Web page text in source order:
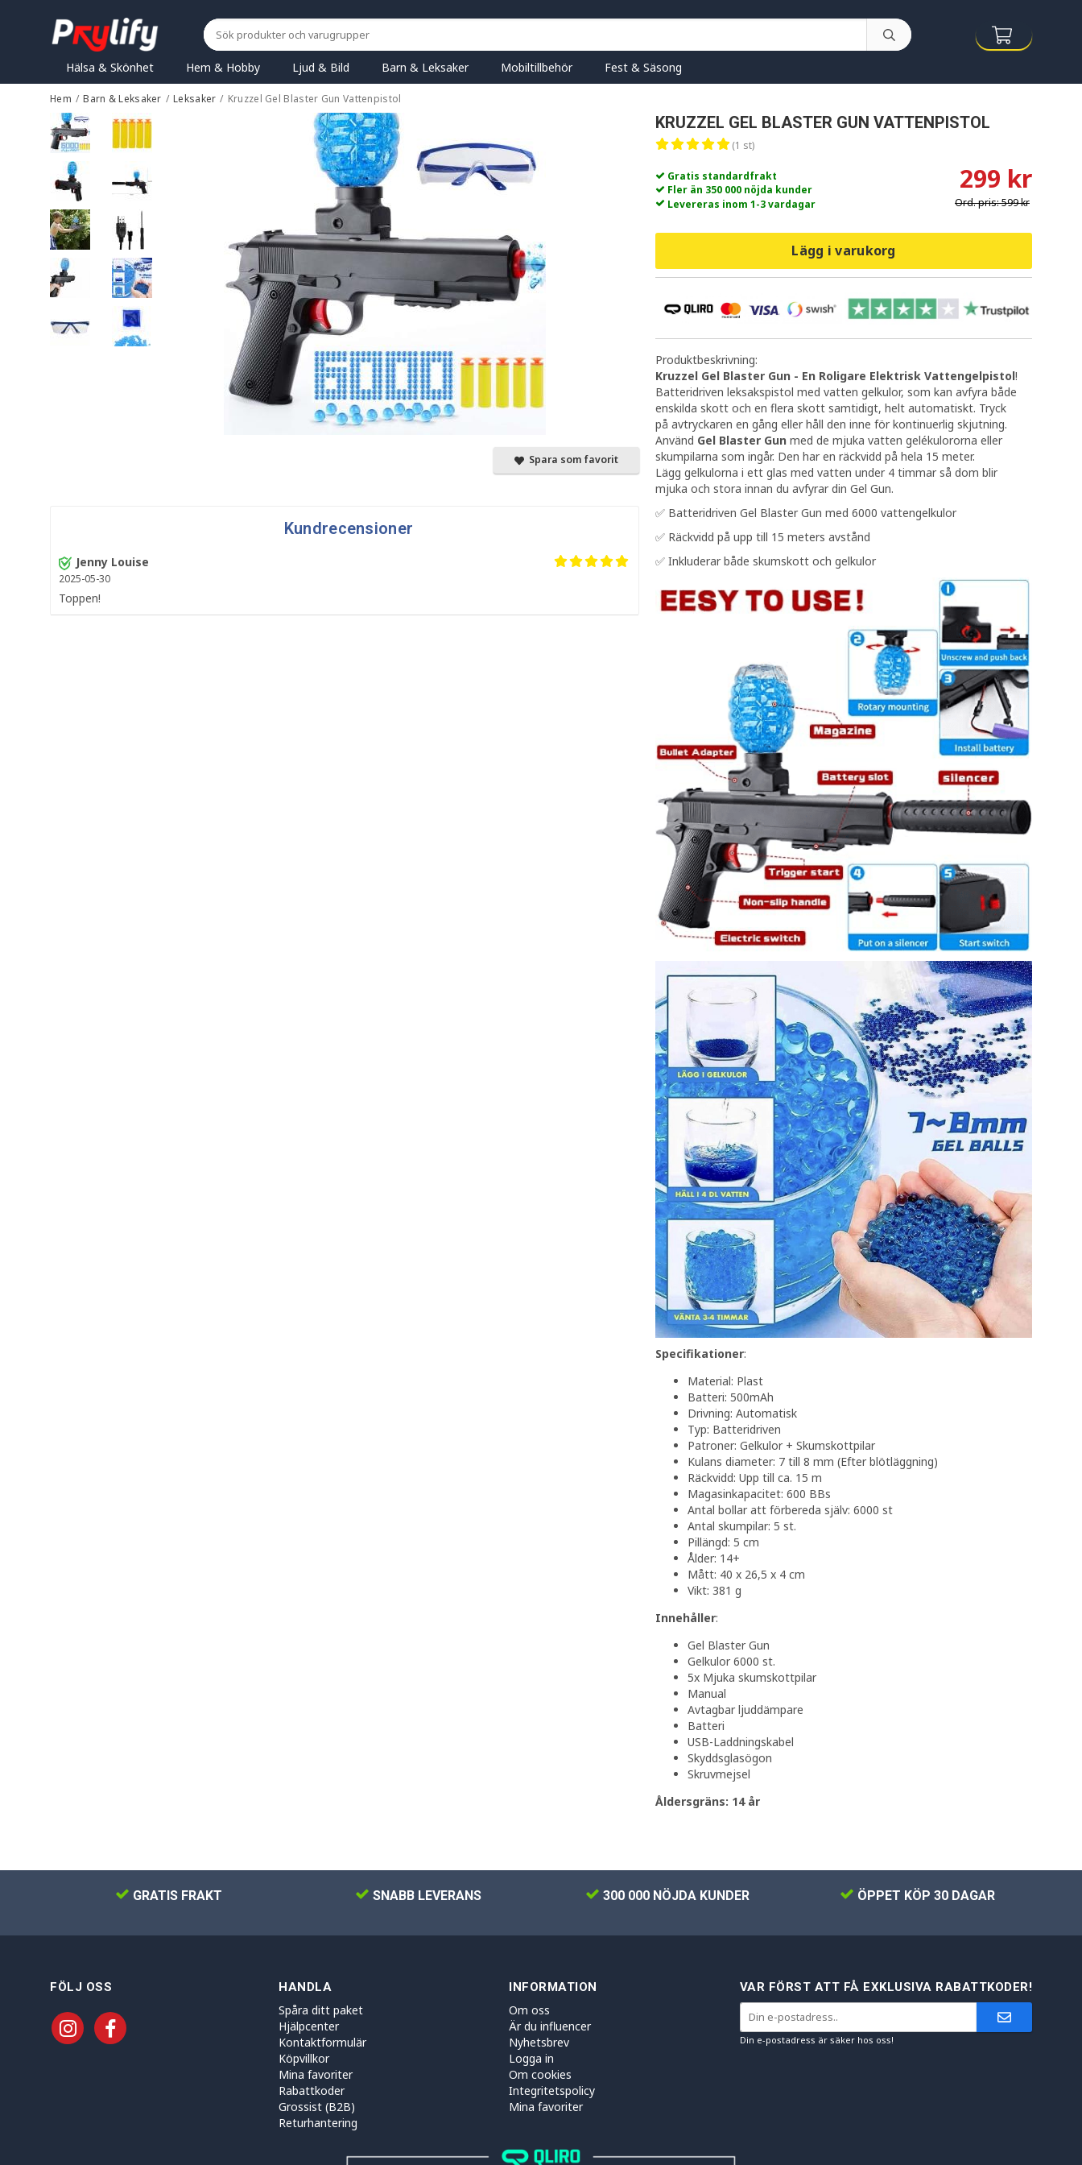
Hälsa & Skönhet Hem & Hobby Ljud & Bild Barn & Leksaker Mobiltillbehör Fest & Säsong
Hem / Barn & Leksaker / Leksaker / Kruzzel Gel Blaster Gun Vattenpistol
KRUZZEL GEL BLASTER GUN VATTENPISTOL
(1 st)
Gratis standardfrakt
Fler än 350 000 nöjda kunder
Levereras inom 1-3 vardagar
299 kr
Ord. pris:599 kr
Lägg i varukorg
Produktbeskrivning:
Kruzzel Gel Blaster Gun - En Roligare Elektrisk Vattengelpistol!
Batteridriven leksakspistol med vatten gelkulor, som kan avfyra både
enskilda skott och en flera skott samtidigt, helt automatiskt. Tryck
på avtryckaren en gång eller håll den inne för kontinuerlig skjutning.
Använd Gel Blaster Gun med de mjuka vatten gelékulororna eller
skumpilarna som ingår. Den har en räckvidd på hela 15 meter.
Lägg gelkulorna i ett glas med vatten under 4 timmar så dom blir
mjuka och stora innan du avfyrar din Gel Gun.
✅ Batteridriven Gel Blaster Gun med 6000 vattengelkulor
✅ Räckvidd på upp till 15 meters avstånd
✅ Inkluderar både skumskott och gelkulor
Specifikationer:
Material: Plast
Batteri: 500mAh
Drivning: Automatisk
Typ: Batteridriven
Patroner: Gelkulor + Skumskottpilar
Kulans diameter: 7 till 8 mm (Efter blötläggning)
Räckvidd: Upp till ca. 15 m
Magasinkapacitet: 600 BBs
Antal bollar att förbereda själv: 6000 st
Antal skumpilar: 5 st.
Pillängd: 5 cm
Ålder: 14+
Mått: 40 x 26,5 x 4 cm
Vikt: 381 g
Innehåller:
Gel Blaster Gun
Gelkulor 6000 st.
5x Mjuka skumskottpilar
Manual
Avtagbar ljuddämpare
Batteri
USB-Laddningskabel
Skyddsglasögon
Skruvmejsel
Åldersgräns: 14 år
Spara som favorit
Kundrecensioner
Jenny Louise
2025-05-30
Toppen!
GRATIS FRAKT SNABB LEVERANS 300 000 NÖJDA KUNDER ÖPPET KÖP 30 DAGAR
FÖLJ OSS HANDLA
Spåra ditt paket
Hjälpcenter
Kontaktformulär
Köpvillkor
Mina favoriter
Rabattkoder
Grossist (B2B)
Returhantering
INFORMATION
Om oss
Är du influencer
Nyhetsbrev
Logga in
Om cookies
Integritetspolicy
Mina favoriter
VAR FÖRST ATT FÅ EXKLUSIVA RABATTKODER!
Din e-postadress är säker hos oss!